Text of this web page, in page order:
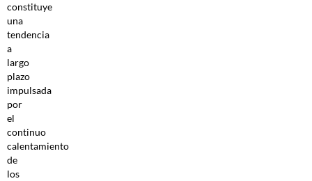
constituye
una
tendencia
a
largo
plazo
impulsada
por
el
continuo
calentamiento
de
los